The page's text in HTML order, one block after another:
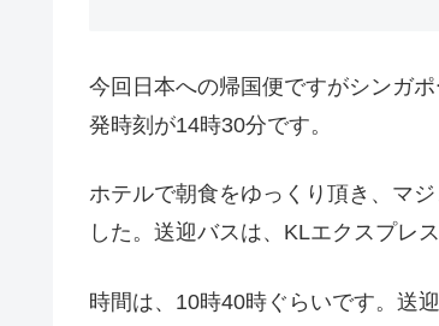
今回日本への帰国便ですがシンガ
発時刻が14時30分です。
ホテルで朝食をゆっくり頂き、マ
した。送迎バスは、KLエクスプレ
時間は、10時40時ぐらいです。送